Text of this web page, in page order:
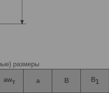
размеры
awт a B B1